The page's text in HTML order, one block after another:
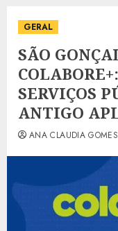
GERAL
SÃO
SERVIÇOS
ANTIGO
ANA CLAUDIA GOMES